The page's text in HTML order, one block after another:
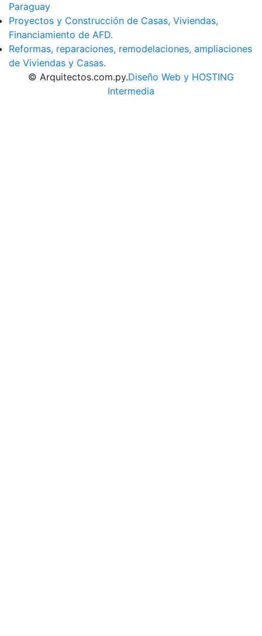
Paraguay
Proyectos y Construcción de Casas, Viviendas,
Financiamiento de AFD.
Reformas, reparaciones, remodelaciones, ampliaciones
de Viviendas y Casas.
© Arquitectos.com.py.Diseño Web y HOSTING
Intermedia